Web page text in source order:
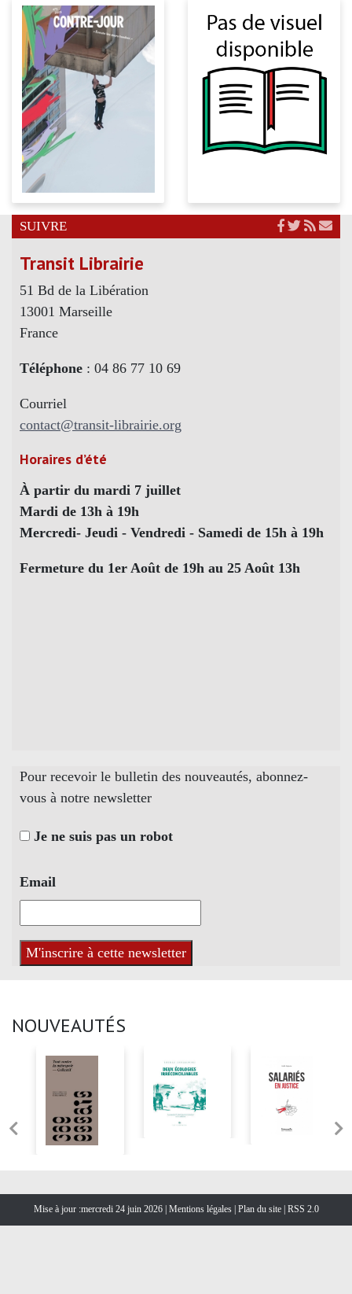
SUIVRE
Transit Librairie
51 Bd de la Libération
13001 Marseille
France
Téléphone : 04 86 77 10 69
Courriel
contact@transit-librairie.org
Horaires d’été
À partir du mardi 7 juillet
Mardi de 13h à 19h
Mercredi- Jeudi - Vendredi - Samedi de 15h à 19h
Fermeture du 1er Août de 19h au 25 Août 13h
Pour recevoir le bulletin des nouveautés, abonnez-
vous à notre newsletter
Je ne suis pas un robot
Email
NOUVEAUTÉS
Mise à jour :mercredi 24 juin 2026 | Mentions légales Plan du site RSS 2.0